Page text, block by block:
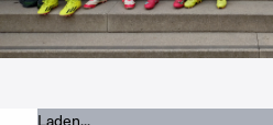
Laden...